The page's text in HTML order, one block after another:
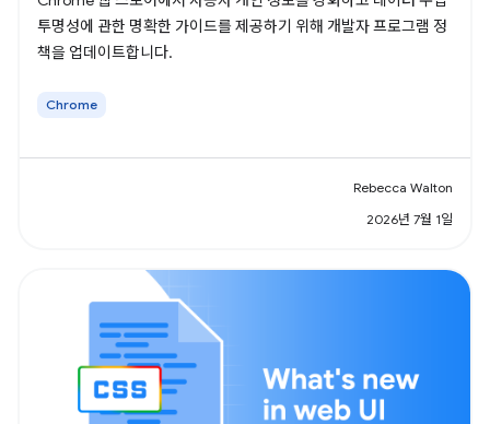
투명성에 관한 명확한 가이드를 제공하기 위해 개발자 프로그램 정
책을 업데이트합니다.
Chrome
Rebecca Walton
2026년 7월 1일